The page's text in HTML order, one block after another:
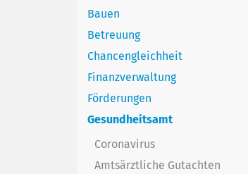
Bauen
Betreuung
Chancengleichheit
Finanzverwaltung
Förderungen
Gesundheitsamt
Coronavirus
Amtsärztliche Gutachten